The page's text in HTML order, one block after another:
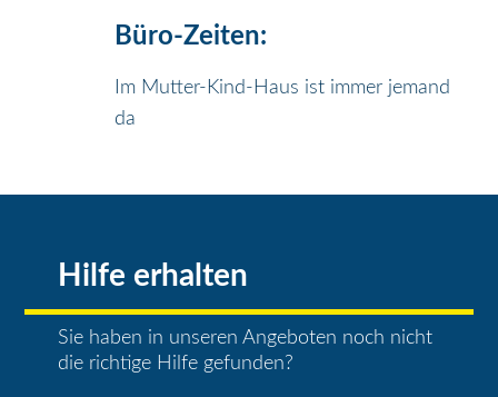
Büro-Zeiten:
Im Mutter-Kind-Haus ist immer jemand
da
Hilfe erhalten
Sie haben in unseren Angeboten noch nicht
die richtige Hilfe gefunden?